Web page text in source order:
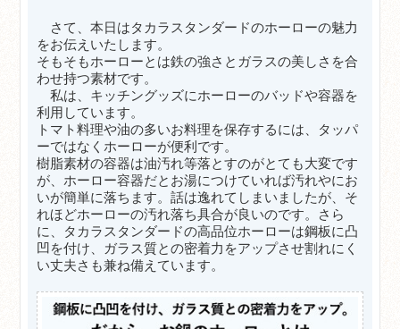
さて、本日はタカラスタンダードのホーローの魅力
をお伝えいたします。
そもそもホーローとは鉄の強さとガラスの美しさを合
わせ持つ素材です。
私は、キッチングッズにホーローのバッドや容器を
利用しています。
トマト料理や油の多いお料理を保存するには、タッパ
ーではなくホーローが便利です。
樹脂素材の容器は油汚れ等落とすのがとても大変です
が、ホーロー容器だとお湯につけていれば汚れやにお
いが簡単に落ちます。話は逸れてしまいましたが、そ
れほどホーローの汚れ落ち具合が良いのです。さら
に、タカラスタンダードの高品位ホーローは鋼板に凸
凹を付け、ガラス質との密着力をアップさせ割れにく
い丈夫さも兼ね備えています。